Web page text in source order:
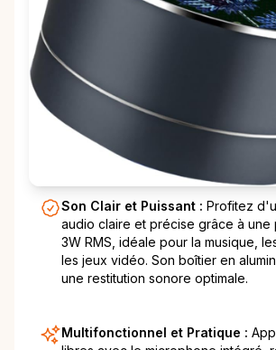
Son Clair et Puissant : Profitez
audio claire et précise grâce à une
3W RMS, idéale pour la musique,
les jeux vidéo. Son boîtier en
une restitution sonore optimale.
Multifonctionnel et Pratique :